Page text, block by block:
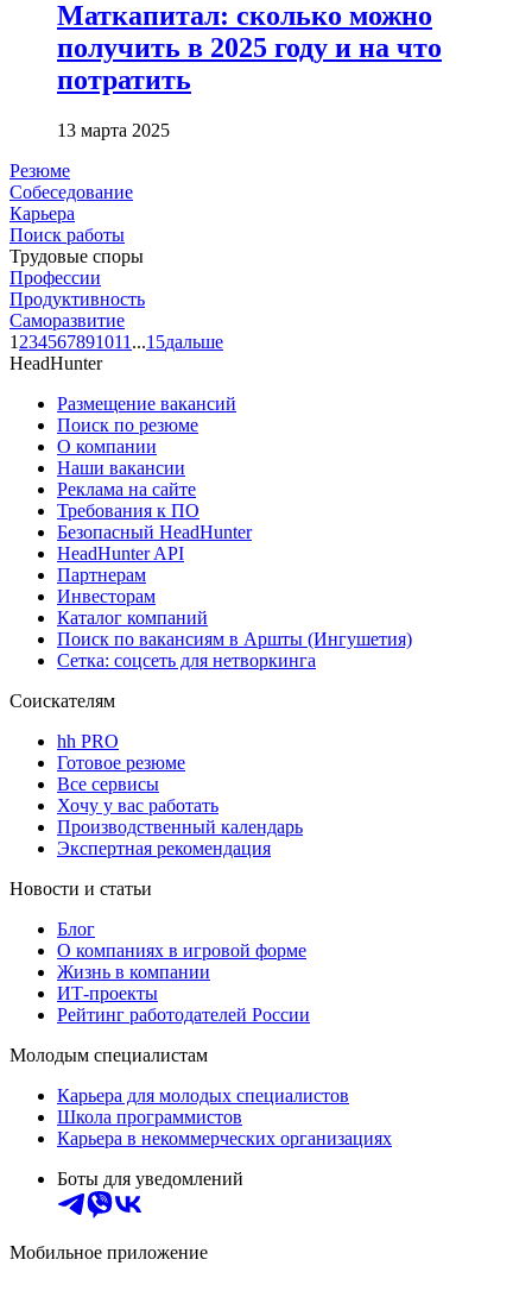
Маткапитал: сколько можно
получить в 2025 году и на что
потратить
13 марта 2025
Резюме
Собеседование
Карьера
Поиск работы
Трудовые споры
Профессии
Продуктивность
Саморазвитие
1 234567891011 ...15дальше
HeadHunter
Размещение вакансий
Поиск по резюме
О компании
Наши вакансии
Реклама на сайте
Требования к ПО
Безопасный HeadHunter
HeadHunter API
Партнерам
Инвесторам
Каталог компаний
Поиск по вакансиям в Аршты (Ингушетия)
Сетка: соцсеть для нетворкинга
Соискателям
hh PRO
Готовое резюме
Все сервисы
Хочу у вас работать
Производственный календарь
Экспертная рекомендация
Новости и статьи
Блог
О компаниях в игровой форме
Жизнь в компании
ИТ-проекты
Рейтинг работодателей России
Молодым специалистам
Карьера для молодых специалистов
Школа программистов
Карьера в некоммерческих организациях
Боты для уведомлений
Мобильное приложение